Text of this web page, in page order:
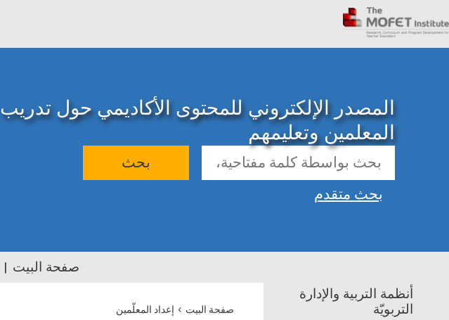
المصدر الإلكتروني للمحتوى الأكاديمي حول تدريب
المعلمين وتعليمهم
بحث
بحث متقدم
صفحة البيت
صفحة البيت › إعداد المعلّمين
أنظمة التربية والإدارة
التربويّة